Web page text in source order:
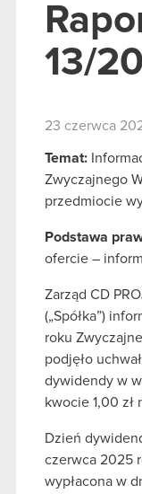
13/
23 czerwca
Temat:
Zwyczajnego
przedmiocie
Podstawa
ofercie –
Zarząd CD
(„Spółka”)
roku
podjęło
dywidendy w
kwocie 1,00 zł
Dzień
czerwca 2025
wypłacona w